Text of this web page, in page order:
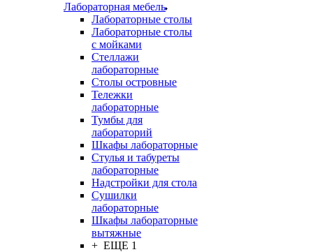
Лабораторная мебель
Лабораторные столы
Лабораторные столы
с мойками
Стеллажи
лабораторные
Столы островные
Тележки
лабораторные
Тумбы для
лабораторий
Шкафы лабораторные
Стулья и табуреты
лабораторные
Надстройки для стола
Сушилки
лабораторные
Шкафы лабораторные
вытяжные
+ ЕЩЕ 1